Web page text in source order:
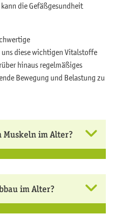
die Gefäßgesundheit
diese wichtigen Vitalstoffe
hinaus regelmäßiges
Bewegung und Belastung zu
Muskeln im Alter?
im Alter?